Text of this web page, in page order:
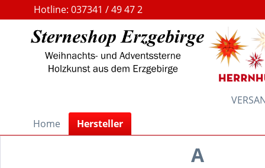
Hotline: 037341 / 49 47 2
Home
Hersteller
A